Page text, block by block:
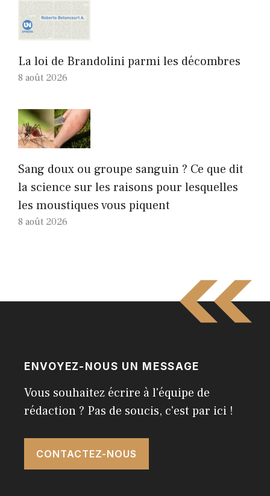
La loi de Brandolini parmi les décombres
8 août 2026
Sang doux ou groupe sanguin ? Ce que dit
la science sur les raisons pour lesquelles
les moustiques vous piquent
8 août 2026
ENVOYEZ-NOUS UN MESSAGE
Vous souhaitez écrire à l'équipe de
rédaction ? Pas de soucis, c'est par ici !
CONTACTEZ-NOUS